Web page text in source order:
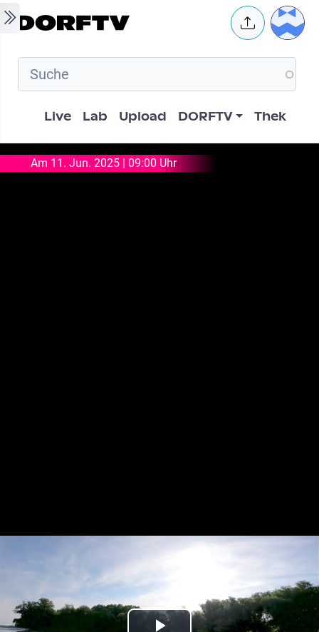
Skip to main content User
Hauptnavigation
Live Lab Upload DORFTV Thek
Am 11. Jun. 2025 | 09:00 Uhr